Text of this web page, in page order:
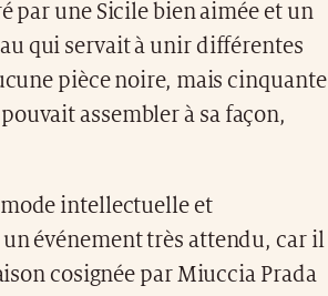
par une Sicile bien aimée et un
qui servait à unir différentes
pièce noire, mais cinquante
assembler à sa façon,
intellectuelle et
un événement très attendu, car il
cosignée par Miuccia Prada